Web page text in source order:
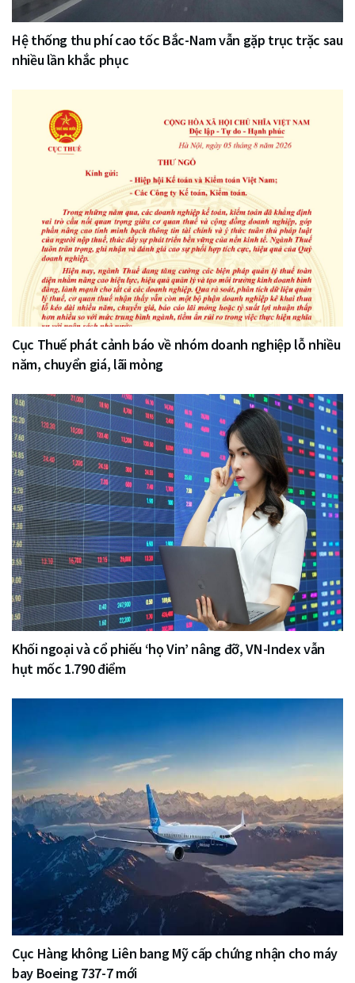
Hệ thống thu phí cao tốc Bắc-Nam vẫn gặp trục trặc sau
nhiều lần khắc phục
Cục Thuế phát cảnh báo về nhóm doanh nghiệp lỗ nhiều
năm, chuyển giá, lãi mỏng
Khối ngoại và cổ phiếu ‘họ Vin’ nâng đỡ, VN-Index vẫn
hụt mốc 1.790 điểm
Cục Hàng không Liên bang Mỹ cấp chứng nhận cho máy
bay Boeing 737-7 mới